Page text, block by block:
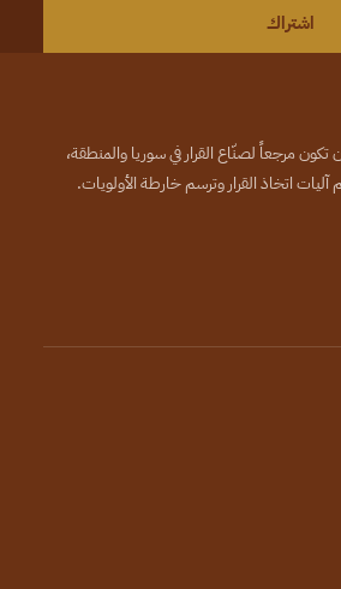
اشتراك
مرجعاً لصنّاع القرار في سوريا والمنطقة،
اتخاذ القرار وترسم خارطة الأولويات.